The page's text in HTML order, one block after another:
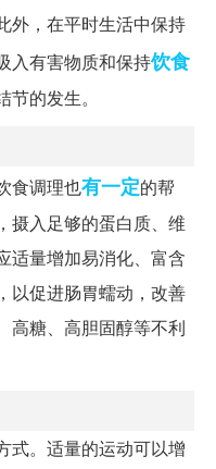
外，在平时生活中保持
入有害物质和保持饮食
的发生。
食调理也有一定的帮
摄入足够的蛋白质、维
适量增加易消化、富含
以促进肠胃蠕动，改善
高糖、高胆固醇等不利
式。适量的运动可以增